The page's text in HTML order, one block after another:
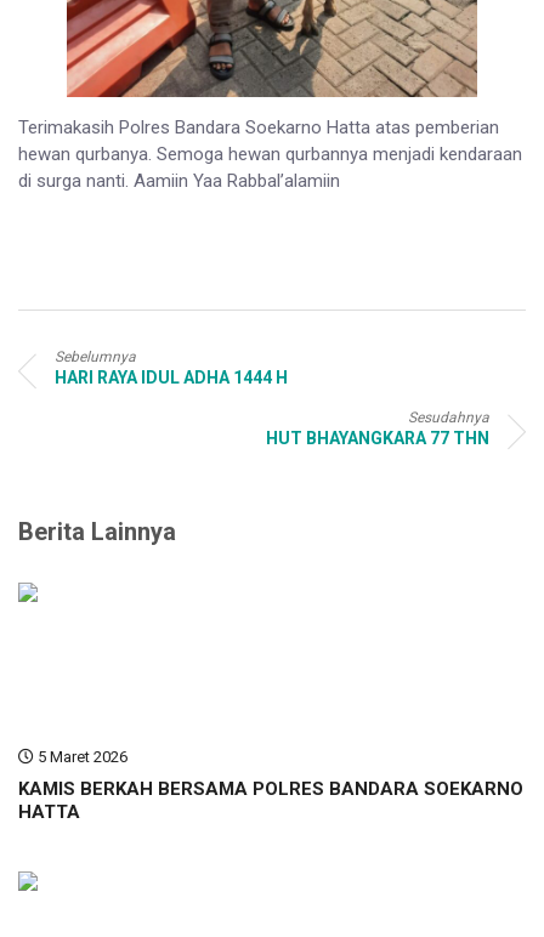
Terimakasih Polres Bandara Soekarno Hatta atas pemberian
hewan qurbanya. Semoga hewan qurbannya menjadi kendaraan
di surga nanti. Aamiin Yaa Rabbal’alamiin
Sebelumnya
HARI RAYA IDUL ADHA 1444 H
Sesudahnya
HUT BHAYANGKARA 77 THN
Berita Lainnya
5 Maret 2026
KAMIS BERKAH BERSAMA POLRES BANDARA SOEKARNO
HATTA